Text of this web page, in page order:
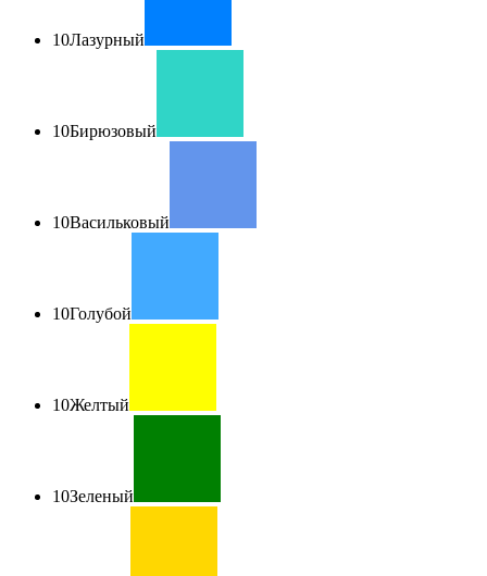
10Лазурный
10Бирюзовый
10Васильковый
10Голубой
10Желтый
10Зеленый